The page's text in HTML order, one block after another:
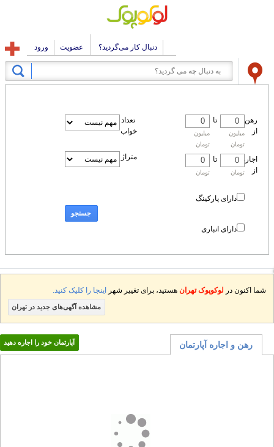
دنبال کار می‌گردید؟ عضویت ورود
رهن
از
میلیون
تومان
تا
میلیون
تومان
اجاره
از
تومان
تا
تومان
دارای پارکینگ
دارای انباری
تعداد
خواب
متراژ
جستجو
شما اکنون در لوکوپوک تهران هستید، برای تغییر شهر اینجا را کلیک کنید.
مشاهده آگهی‌های جدید در تهران
رهن و اجاره آپارتمان آپارتمان خود را اجاره دهید